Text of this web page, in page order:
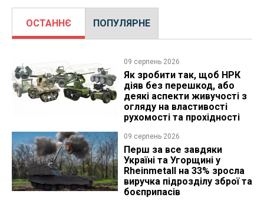
ОСТАННЄ ПОПУЛЯРНЕ
09 серпень 2026
Як зробити так, щоб НРК
діяв без перешкод, або
деякі аспекти живучості з
огляду на властивості
рухомості та прохідності
09 серпень 2026
Перш за все завдяки
Україні та Угорщині у
Rheinmetall на 33% зросла
виручка підрозділу зброї та
боєприпасів